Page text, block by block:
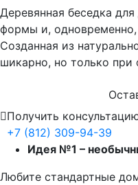
Деревянная беседка
формы и,
Созданная из
шикарно, но только при
Получить
+7 (812) 309-94-39
Идея №1 –
Любите стандартные